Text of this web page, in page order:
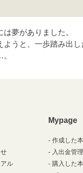
は夢がありました。
ようと、一歩踏み出し
ル
Mypage
作成した本
入出金管理
購入した本